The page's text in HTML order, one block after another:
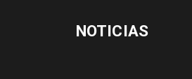
NOTICIAS